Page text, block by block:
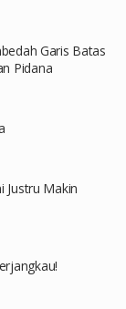
Garis Batas
Pidana
Justru Makin